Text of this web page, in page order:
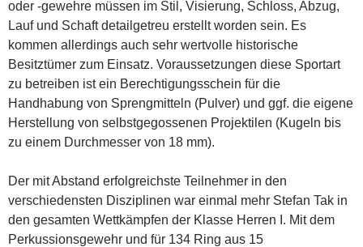
oder -gewehre müssen im Stil, Visierung, Schloss, Abzug,
Lauf und Schaft detailgetreu erstellt worden sein. Es
kommen allerdings auch sehr wertvolle historische
Besitztümer zum Einsatz. Voraussetzungen diese Sportart
zu betreiben ist ein Berechtigungsschein für die
Handhabung von Sprengmitteln (Pulver) und ggf. die eigene
Herstellung von selbstgegossenen Projektilen (Kugeln bis
zu einem Durchmesser von 18 mm).
Der mit Abstand erfolgreichste Teilnehmer in den
verschiedensten Disziplinen war einmal mehr Stefan Tak in
den gesamten Wettkämpfen der Klasse Herren I. Mit dem
Perkussionsgewehr und für 134 Ring aus 15